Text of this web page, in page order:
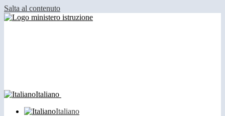
Salta al contenuto
Italiano
Italiano